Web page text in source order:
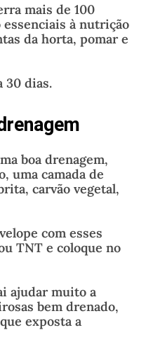
mais de 100
à nutrição
da horta, pomar e
30 dias.
boa drenagem,
uma camada de
carvão vegetal,
com esses
TNT e coloque no
ajudar muito a
bem drenado,
exposta a